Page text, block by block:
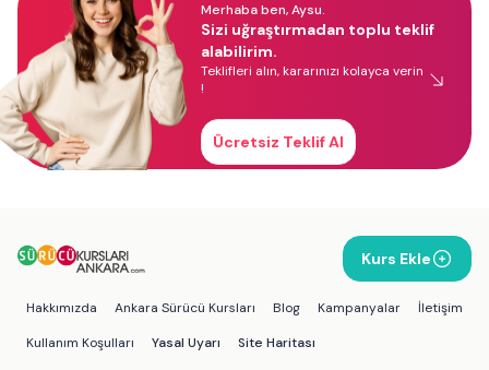
Merhaba ben, Aysu.
Sizi uğraştırmadan toplu teklif
alabilirim.
Teklifleri alın, kararınızı kolayca verin
!
Ücretsiz Teklif Al
Kurs Ekle
Hakkımızda Ankara Sürücü Kursları Blog Kampanyalar
İletişim
Kullanım Koşulları
Yasal Uyarı Site Haritası